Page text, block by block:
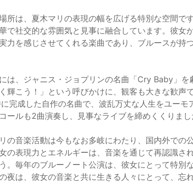
所は、夏木マリの表現の幅を広げる特別な空間で
で社交的な雰囲気と見事に融合しています。彼女
力を感じさせてくれる楽曲であり、ブルースが持
は、ジャニス・ジョプリンの名曲「Cry Baby」
輝こう！」という呼びかけに、観客も大きな歓声
完成した自作の名曲で、波乱万丈な人生をユー
ールも2曲演奏し、見事なライブを締めくくりまし
の音楽活動は今もなお多岐にわたり、国内外での
の表現力とエネルギーは、音楽を通じて再認識さ
。毎年のブルーノート公演は、彼女にとって特別
夜は、彼女の音楽と共に生きる人々にとって、忘